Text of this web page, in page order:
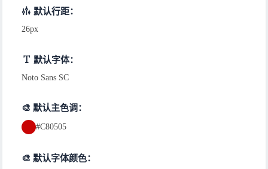
默认行距：
26px
默认字体：
Noto Sans SC
🎨 默认主色调：
#C80505
🎨 默认字体颜色：